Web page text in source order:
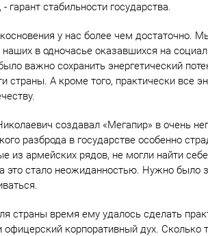
гарант стабильности государства.
у нас более чем достаточно.
в одночасье оказавшихся на
важно сохранить энергетический
страны. А кроме того, практически все
создавал «Мегапир» в очень
разброда в государстве особенно
из армейских рядов, не могли найти
это стало неожиданностью. Нужно было
страны время ему удалось сделать
офицерский корпоративный дух. Сколько